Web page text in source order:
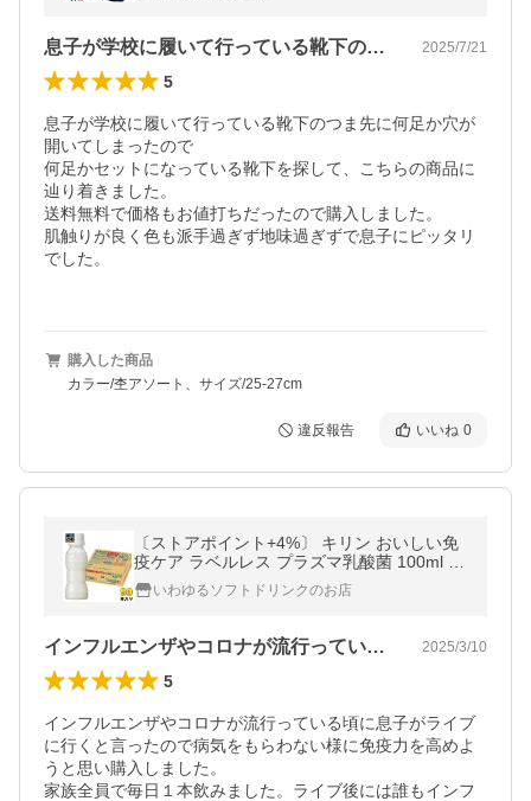
息子が学校に履いて行っている靴下のつま… 2025/7/21
5
息子が学校に履いて行っている靴下のつま先に何足か穴が
開いてしまったので
何足かセットになっている靴下を探して、こちらの商品に
辿り着きました。
送料無料で価格もお値打ちだったので購入しました。
肌触りが良く色も派手過ぎず地味過ぎずで息子にピッタリ
でした。
購入した商品
カラー/杢アソート、サイズ/25-27cm
違反報告 いいね 0
〔ストアポイント+4%〕 キリン おいしい免
疫ケア ラベルレス プラズマ乳酸菌 100ml ペ
ットボトル 90本 (30本入×3 まとめ買い) 乳
酸菌飲料 〔爆買 お中元〕
いわゆるソフトドリンクのお店
インフルエンザやコロナが流行っている頃… 2025/3/10
5
インフルエンザやコロナが流行っている頃に息子がライブ
に行くと言ったので病気をもらわない様に免疫力を高めよ
うと思い購入しました。
家族全員で毎日１本飲みました。ライブ後には誰もインフ